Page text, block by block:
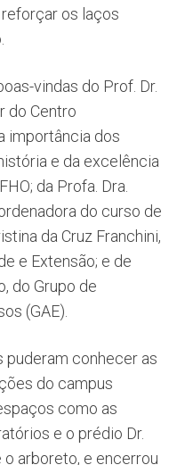
os laços
vindas do Prof. Dr.
do Centro
importância dos
e da excelência
da Profa. Dra.
do curso de
da Cruz Franchini,
e Extensão; e de
do Grupo de
(GAE).
puderam conhecer as
do campus
como as
e o prédio Dr.
o arboreto, e encerrou